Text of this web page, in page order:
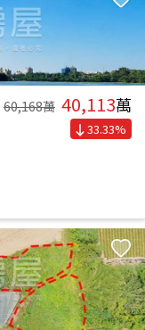
60,168萬 40,113萬
33.33%